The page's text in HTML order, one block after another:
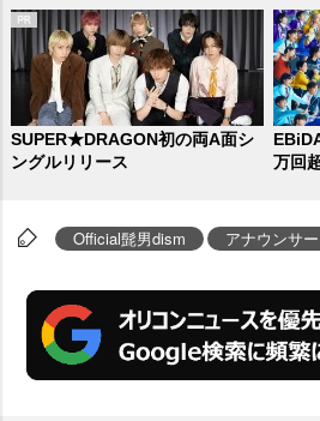
SUPER★DRAGON初の両A面シ
ングルリリース
万回
Official髭男dism アナウンサー